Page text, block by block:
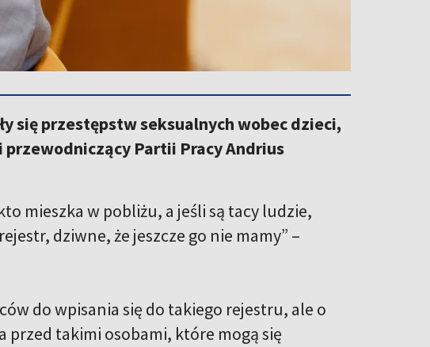
się przestępstw seksualnych wobec dzieci,
przewodniczący Partii Pracy Andrius
mieszka w pobliżu, a jeśli są tacy ludzie,
dziwne, że jeszcze go nie mamy” –
do wpisania się do takiego rejestru, ale o
przed takimi osobami, które mogą się